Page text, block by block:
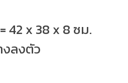
42 x 38 x 8 ซม.
งลงตัว